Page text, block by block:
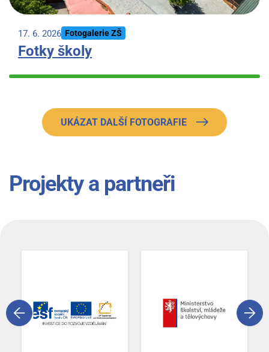
17. 6. 2026 Fotogalerie ZŠ
Fotky školy
UKÁZAT DALŠÍ FOTOGRAFIE
Projekty a partneři